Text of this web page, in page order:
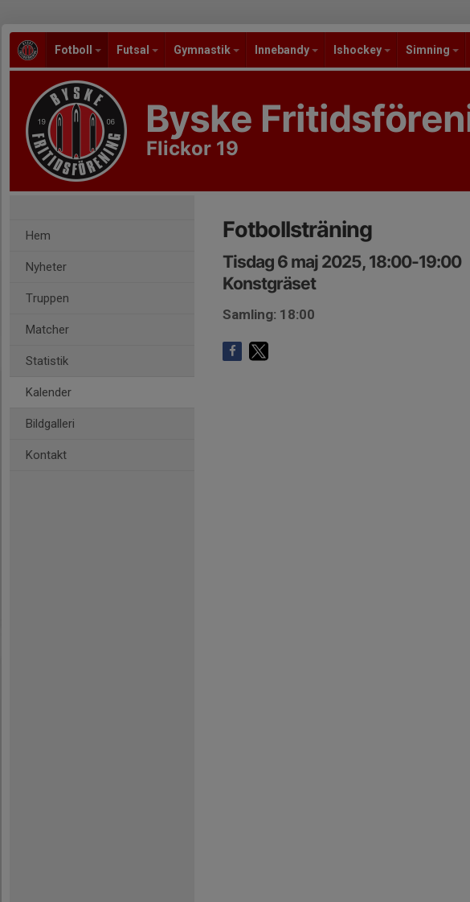
Fotboll Futsal Gymnastik Innebandy Ishockey Simning
Byske
Flickor 19
Hem
Nyheter
Truppen
Matcher
Statistik
Kalender
Bildgalleri
Kontakt
Fotbollsträning
Tisdag 6 maj 2025, 18:00-19:00
Konstgräset
Samling: 18:00